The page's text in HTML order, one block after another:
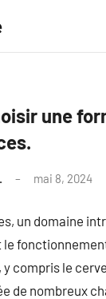
une
mai 8, 2024
un domaine
y compris le
de nombreux